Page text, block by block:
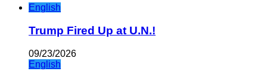
English
Trump Fired Up at U.N.!
09/23/2026
English